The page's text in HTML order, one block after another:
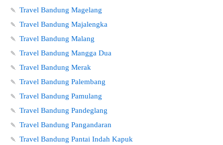
🍡 Travel Bandung Magelang
🍡 Travel Bandung Majalengka
🍡 Travel Bandung Malang
🍡 Travel Bandung Mangga Dua
🍡 Travel Bandung Merak
🍡 Travel Bandung Palembang
🍡 Travel Bandung Pamulang
🍡 Travel Bandung Pandeglang
🍡 Travel Bandung Pangandaran
🍡 Travel Bandung Pantai Indah Kapuk